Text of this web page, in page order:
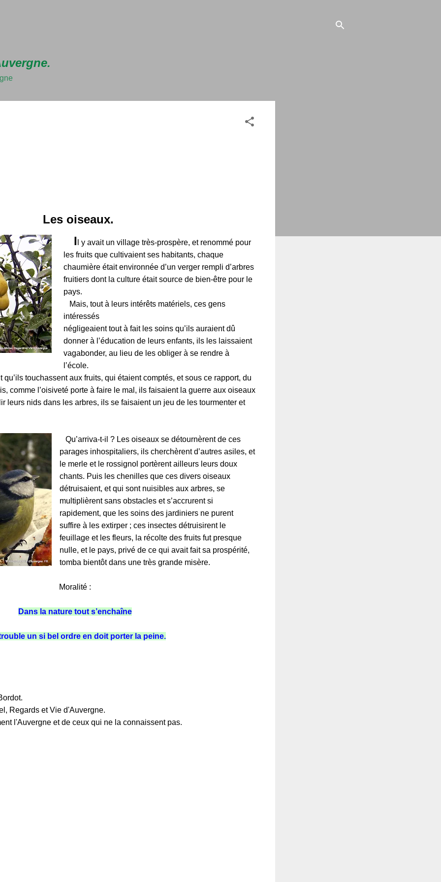
Les oiseaux.
I y avait un village très-prospère, et renommé pour
les fruits que cultivaient ses habitants, chaque
chaumière était environnée d’un verger rempli d’arbres
fruitiers dont la culture était source de bien-être pour le
pays.
Mais, tout à leurs intérêts matériels, ces gens
intéressés
négligeaient tout à fait les soins qu’ils auraient dû
donner à l’éducation de leurs enfants, ils les laissaient
vagabonder, au lieu de les obliger à se rendre à
l’école.
qu’ils touchassent aux fruits, qui étaient comptés, et sous ce rapport, du
comme l’oisiveté porte à faire le mal, ils faisaient la guerre aux oiseaux
leurs nids dans les arbres, ils se faisaient un jeu de les tourmenter et
Qu’arriva-t-il ? Les oiseaux se détournèrent de ces
parages inhospitaliers, ils cherchèrent d’autres asiles, et
le merle et le rossignol portèrent ailleurs leurs doux
chants. Puis les chenilles que ces divers oiseaux
détruisaient, et qui sont nuisibles aux arbres, se
multiplièrent sans obstacles et s’accrurent si
rapidement, que les soins des jardiniers ne purent
suffire à les extirper ; ces insectes détruisirent le
feuillage et les fleurs, la récolte des fruits fut presque
nulle, et le pays, privé de ce qui avait fait sa prospérité,
tomba bientôt dans une très grande misère.
Moralité :
Dans la nature tout s’enchaîne
un si bel ordre en doit porter la peine.
et Vie d'Auvergne.
et de ceux qui ne la connaissent pas.